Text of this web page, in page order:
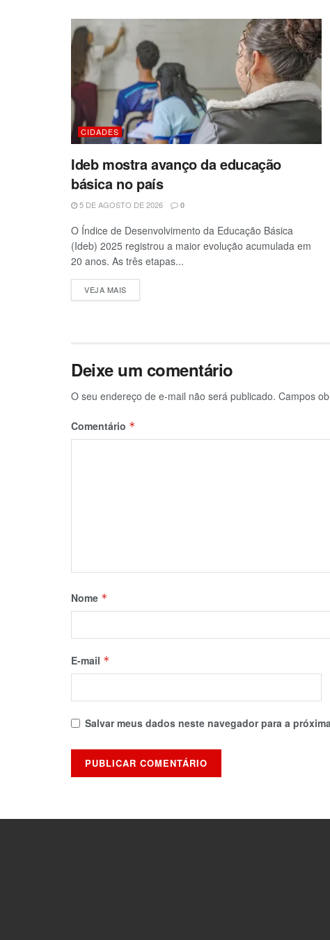
CIDADES
Ideb mostra avanço da educação
básica no país
5 DE AGOSTO DE 2026 0
O Índice de Desenvolvimento da Educação Básica
(Ideb) 2025 registrou a maior evolução acumulada em
20 anos. As três etapas...
VEJA MAIS
Deixe um comentário
O seu endereço de e-mail não será publicado. Campos
Comentário *
Nome *
E-mail *
Salvar meus dados neste navegador para a